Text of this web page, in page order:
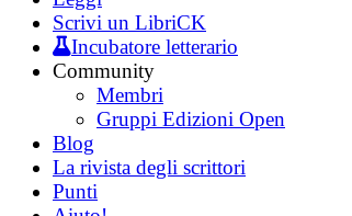
Scrivi un LibriCK
Incubatore letterario
Community
Membri
Gruppi Edizioni Open
Blog
La rivista degli scrittori
Punti